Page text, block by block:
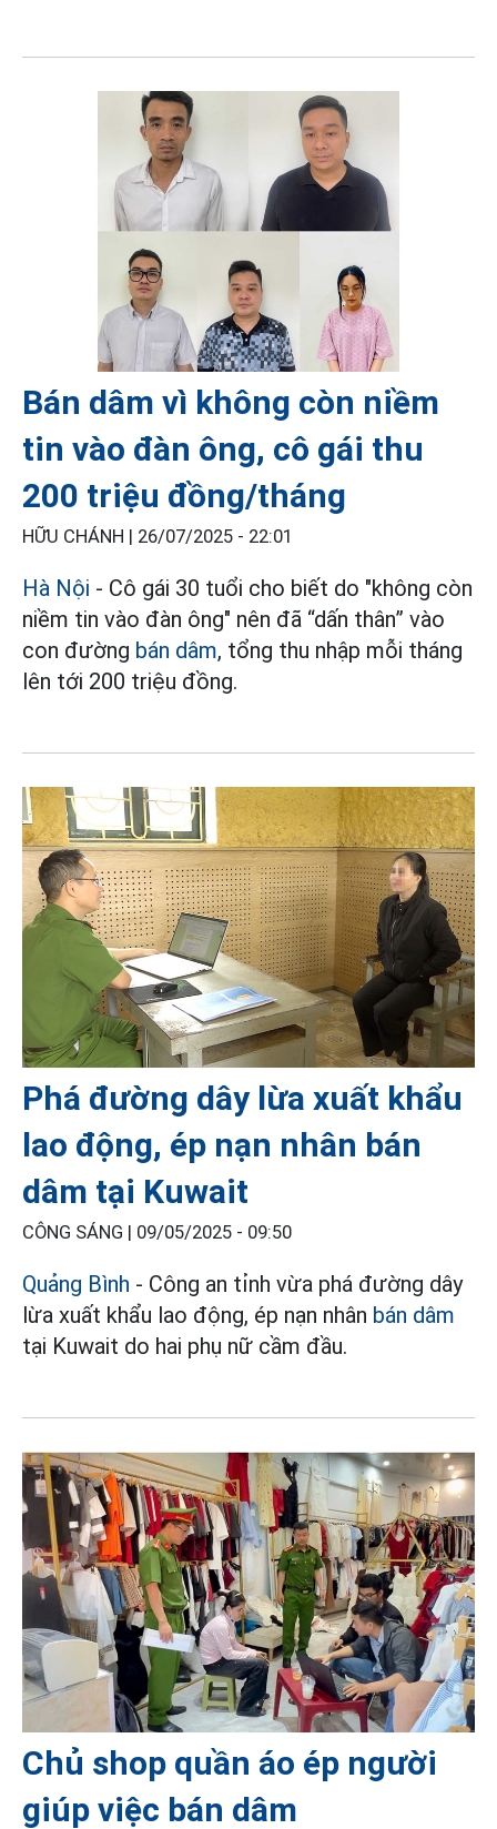
Bán dâm vì không còn niềm
tin vào đàn ông, cô gái thu
200 triệu đồng/tháng
HỮU CHÁNH | 26/07/2025 - 22:01
Hà Nội - Cô gái 30 tuổi cho biết do "không còn
niềm tin vào đàn ông" nên đã “dấn thân” vào
con đường bán dâm, tổng thu nhập mỗi tháng
lên tới 200 triệu đồng.
Phá đường dây lừa xuất khẩu
lao động, ép nạn nhân bán
dâm tại Kuwait
CÔNG SÁNG | 09/05/2025 - 09:50
Quảng Bình - Công an tỉnh vừa phá đường dây
lừa xuất khẩu lao động, ép nạn nhân bán dâm
tại Kuwait do hai phụ nữ cầm đầu.
Chủ shop quần áo ép người
giúp việc bán dâm